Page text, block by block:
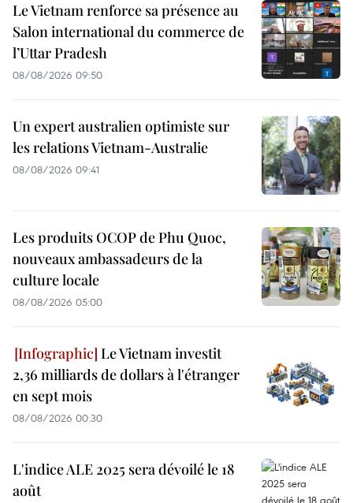
Le Vietnam renforce sa présence au
Salon international du commerce de
l’Uttar Pradesh
08/08/2026 09:50
Un expert australien optimiste sur
les relations Vietnam-Australie
08/08/2026 09:41
Les produits OCOP de Phu Quoc,
nouveaux ambassadeurs de la
culture locale
08/08/2026 05:00
Le Vietnam investit
2,36 milliards de dollars à l'étranger
en sept mois
08/08/2026 00:30
L'indice ALE 2025 sera dévoilé le 18
août